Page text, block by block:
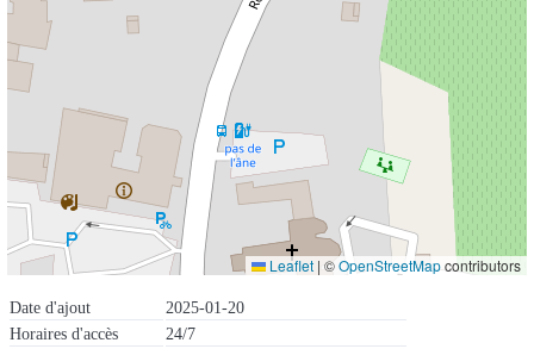
Date d'ajout
2025-01-20
Horaires d'accès
24/7
Leaflet | ©OpenStreetMapcontributors